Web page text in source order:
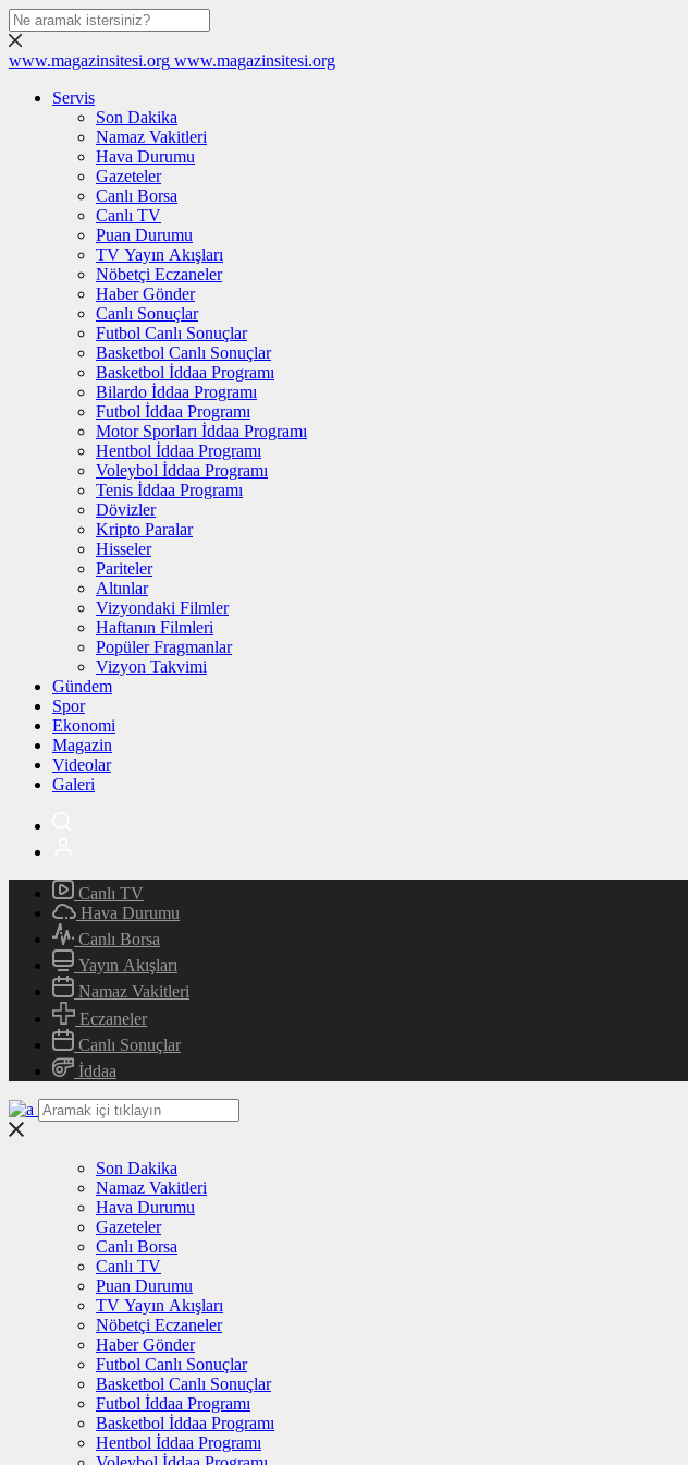
www.magazinsitesi.org www.magazinsitesi.org
Servis
Son Dakika
Namaz Vakitleri
Hava Durumu
Gazeteler
Canlı Borsa
Canlı TV
Puan Durumu
TV Yayın Akışları
Nöbetçi Eczaneler
Haber Gönder
Canlı Sonuçlar
Futbol Canlı Sonuçlar
Basketbol Canlı Sonuçlar
Basketbol İddaa Programı
Bilardo İddaa Programı
Futbol İddaa Programı
Motor Sporları İddaa Programı
Hentbol İddaa Programı
Voleybol İddaa Programı
Tenis İddaa Programı
Dövizler
Kripto Paralar
Hisseler
Pariteler
Altınlar
Vizyondaki Filmler
Haftanın Filmleri
Popüler Fragmanlar
Vizyon Takvimi
Gündem
Spor
Ekonomi
Magazin
Videolar
Galeri
Canlı TV
Hava Durumu
Canlı Borsa
Yayın Akışları
Namaz Vakitleri
Eczaneler
Canlı Sonuçlar
İddaa
Son Dakika
Namaz Vakitleri
Hava Durumu
Gazeteler
Canlı Borsa
Canlı TV
Puan Durumu
TV Yayın Akışları
Nöbetçi Eczaneler
Haber Gönder
Futbol Canlı Sonuçlar
Basketbol Canlı Sonuçlar
Futbol İddaa Programı
Basketbol İddaa Programı
Hentbol İddaa Programı